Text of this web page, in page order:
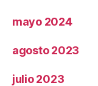
mayo 2024
agosto 2023
julio 2023